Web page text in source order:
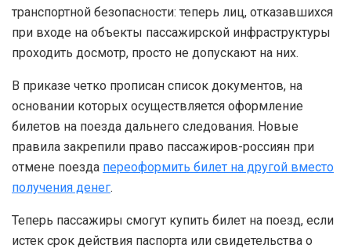
транспортной безопасности: теперь лиц, отказавшихся
при входе на объекты пассажирской инфраструктуры
проходить досмотр, просто не допускают на них.
В приказе четко прописан список документов, на
основании которых осуществляется оформление
билетов на поезда дальнего следования. Новые
правила закрепили право пассажиров-россиян при
отмене поезда переоформить билет на другой вместо
получения денег.
Теперь пассажиры смогут купить билет на поезд, если
истек срок действия паспорта или свидетельства о